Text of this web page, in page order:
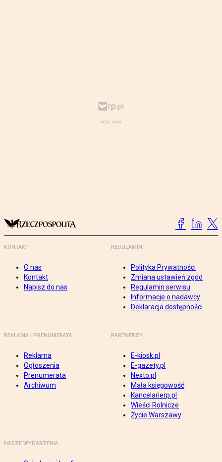
KONTAKT
O nas
Kontakt
Napisz do nas
REGULAMIN
Polityka Prywatności
Zmiana ustawień zgód
Regulamin serwisu
Informacje o nadawcy
Deklaracja dostępności
REKLAMA I PRENUMERATA
Reklama
Ogłoszenia
Prenumerata
Archiwum
PARTNERZY
E-kiosk.pl
E-gazety.pl
Nexto.pl
Mała księgowość
Kancelarierp.pl
Wieści Rolnicze
Życie Warszawy
NASZE WYDARZENIA